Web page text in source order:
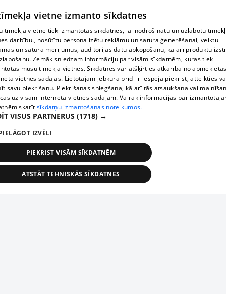
vietne izmanto sīkdatnes
tīmekļa vietnē tiek izmantotas sīkdatnes, lai nodrošinātu un uzlabotu
darbību., nosūtītu personalizētu reklāmu un satura ģenerēšanai, veiktu
un satura mērījumus, auditorijas datu apkopošanu, kā arī produktu
Zemāk sniedzam informāciju par visām sīkdatnēm, kuras tiek
mūsu tīmekļa vietnēs. Sīkdatnes var atšķirties atkarībā no
vietnes sadaļas. Lietotājam jebkurā brīdī ir iespēja piekrist, atteikties
savu piekrišanu. Piekrišanas sniegšana, kā arī tās atsaukšana vai
uz visām interneta vietnes sadaļām. Vairāk informācijas par
skatīt sīkdatņu izmantošanas noteikumos.
VISUS PARTNERUS (1718) →
IZVĒLI
PIEKRIST VISĀM SĪKDATNĒM
ATSTĀT TEHNISKĀS SĪKDATNES